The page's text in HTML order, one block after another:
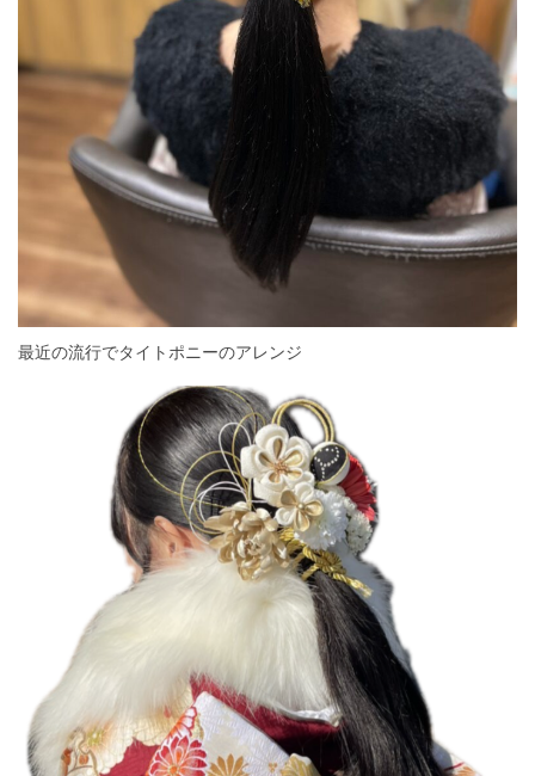
最近の流行でタイトポニーのアレンジ